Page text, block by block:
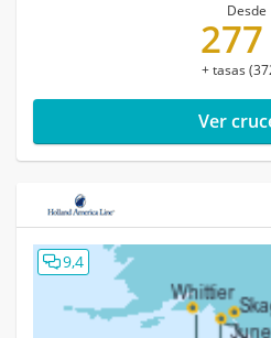
Desde
+ tasas
Ver
9,4